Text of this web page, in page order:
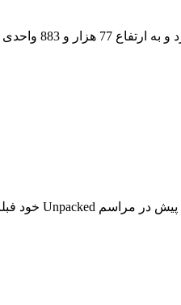
سربالا شدن شاخص بورس در پایان